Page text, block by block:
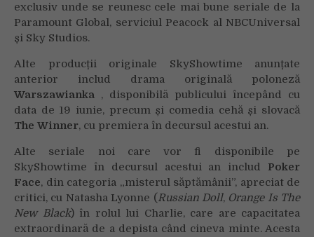
exclusiv unde se reunesc cele mai bune seriale de la
Paramount Global, serviciul Peacock al NBCUniversal
și Sky Studios.
Alte producții originale SkyShowtime anunțate
anterior includ drama originală poloneză
Warszawianka , disponibilă publicului începând cu
data de 19 iunie, precum și comedia cehă și slovacă
The Winner, cu premiera în decursul acestui an.
Alte seriale noi care vor fi disponibile pe
SkyShowtime în decursul acestui an includ Poker
Face, din categoria „misterul săptămânii”, apreciat de
critici, cu Natasha Lyonne (Russian Doll, Orange Is The
New Black) în rolul lui Charlie, care are capacitatea
extraordinară de a depista când cineva minte. Acesta